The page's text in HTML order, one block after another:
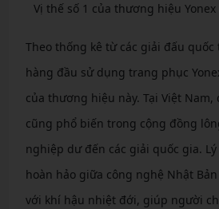
Vị thế số 1 của thương hiệu
Theo thống kê từ các giải đấu quốc
hàng đầu sử dụng trang phục
của thương hiệu này. Tại Việt Nam,
cũng phổ biến trong cộng đồng
nghiệp dư đến các giải quốc gia.
hoàn hảo giữa công nghệ Nhật
với khí hậu nhiệt đới, giúp người